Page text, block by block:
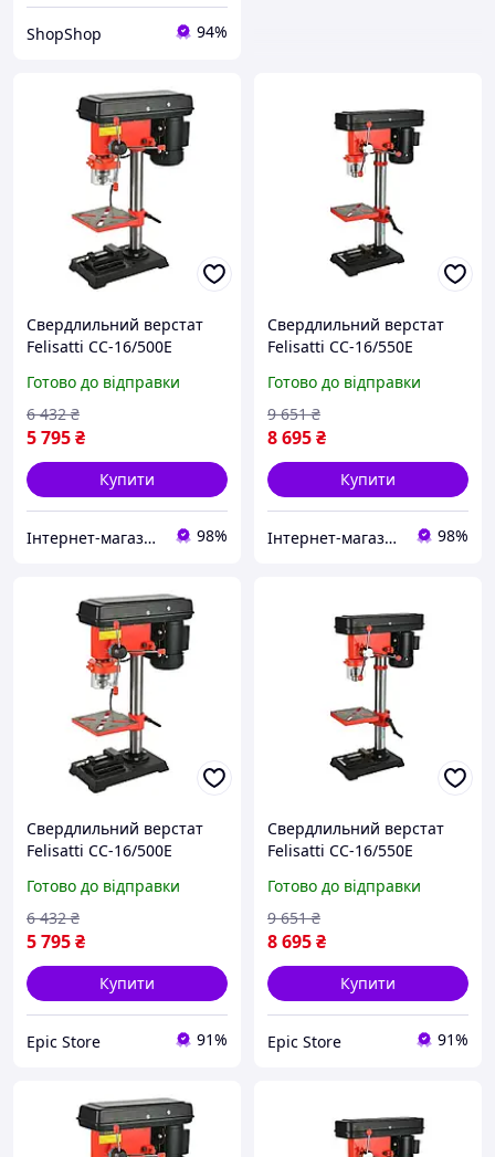
ShopShop 94%
Свердлильний верстат
Felisatti СС-16/500Е
16 мм, 9 швидкостей(11)
Готово до відправки
5 795₴
6 432 ₴
Купити
Інтернет-магазин "Shop Hub" 98%
Свердлильний верстат
Felisatti СС-16/550Е
16 мм, 12 швидкостей(11)
Готово до відправки
8 695₴
9 651 ₴
Купити
Інтернет-магазин "Shop Hub" 98%
Свердлильний верстат
Felisatti СС-16/500Е
16 мм, 9 швидкостей
Готово до відправки
5 795₴
6 432 ₴
Купити
Epic Store 91%
Свердлильний верстат
Felisatti СС-16/550Е
16 мм, 12 швидкостей
Готово до відправки
8 695₴
9 651 ₴
Купити
Epic Store 91%